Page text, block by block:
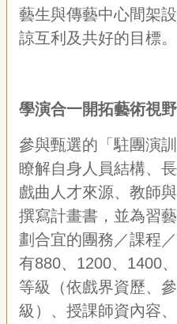
藝生與傳藝中心間架
諒互利及共好的目標。
學演合一開拓藝術視野
參與甄選的「駐團演
瞭解自身人員結構、
戲曲人才來源、教師
撰寫計畫書，並為習
劃合宜的團務／課程
有880、1200、1400
等級（依戲界資歷、
級）、授課師資內容